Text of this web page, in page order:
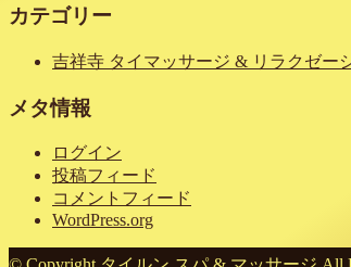
カテゴリー
吉祥寺 タイマッサージ & リラクゼー
メタ情報
ログイン
投稿フィード
コメントフィード
WordPress.org